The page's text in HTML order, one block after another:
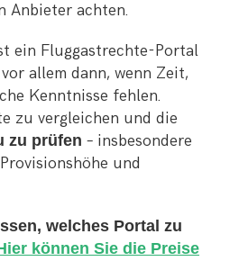
Anbieter achten.
ein Fluggastrechte-Portal
allem dann, wenn Zeit,
Kenntnisse fehlen.
zu vergleichen und die
zu prüfen – insbesondere
und
welches Portal zu
können Sie die Preise